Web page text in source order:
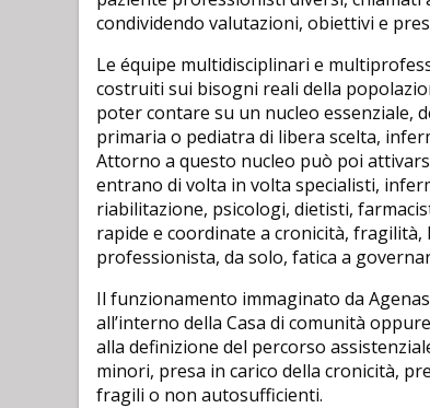
condividendo valutazioni, obiettivi e
Le équipe multidisciplinari e
costruiti sui bisogni reali della
poter contare su un nucleo essenziale,
primaria o pediatra di libera scelta,
Attorno a questo nucleo può poi
entrano di volta in volta specialisti,
riabilitazione, psicologi, dietisti,
rapide e coordinate a cronicità,
professionista, da solo, fatica a
Il funzionamento immaginato da
all’interno della Casa di comunità
alla definizione del percorso
minori, presa in carico della cronicità,
fragili o non autosufficienti.